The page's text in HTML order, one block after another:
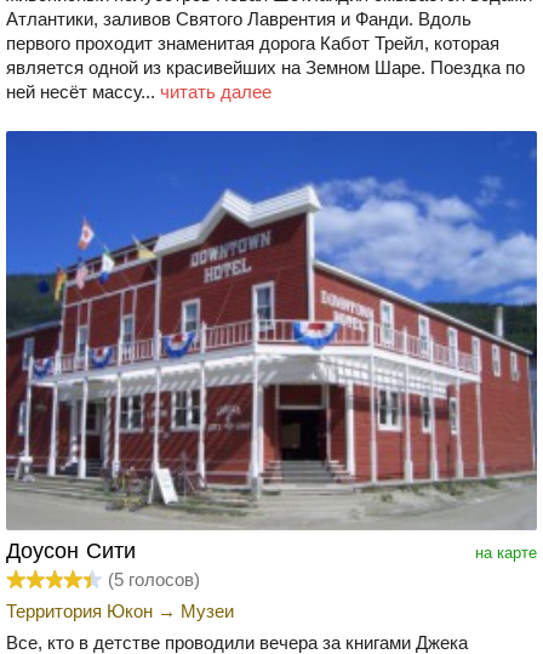
Атлантики, заливов Святого Лаврентия и Фанди. Вдоль
первого проходит знаменитая дорога Кабот Трейл, которая
является одной из красивейших на Земном Шаре. Поездка по
ней несёт массу... читать далее
на карте
Доусон Сити
(5 голосов)
Территория Юкон → Музеи
Все, кто в детстве проводили вечера за книгами Джека